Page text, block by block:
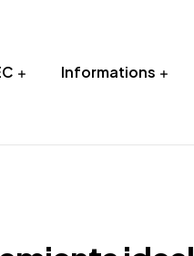
Informations